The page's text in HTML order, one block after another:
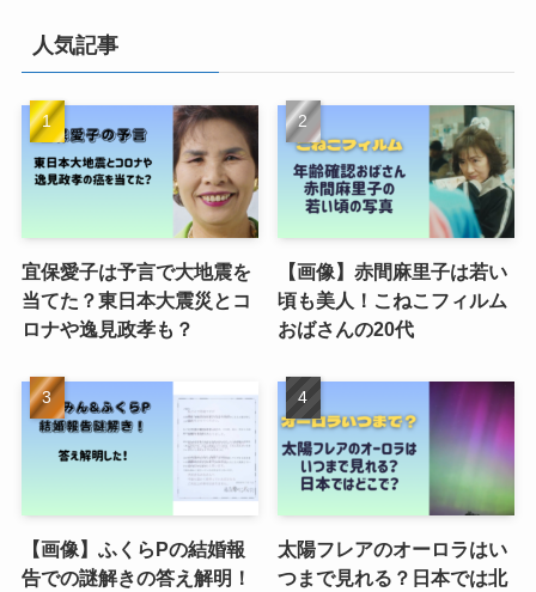
人気記事
宜保愛子は予言で大地震を
当てた？東日本大震災とコ
ロナや逸見政孝も？
【画像】赤間麻里子は若い
頃も美人！こねこフィルム
おばさんの20代
【画像】ふくらPの結婚報
告での謎解きの答え解明！
太陽フレアのオーロラはい
つまで見れる？日本では北